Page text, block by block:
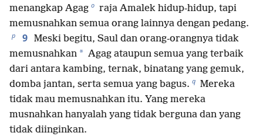
menangkap Agag o raja Amalek hidup-hidup, tapi
memusnahkan semua orang lainnya dengan pedang.
p 9 Meski begitu, Saul dan orang-orangnya tidak
memusnahkan * Agag ataupun semua yang terbaik
dari antara kambing, ternak, binatang yang gemuk,
domba jantan, serta semua yang bagus. q Mereka
tidak mau memusnahkan itu. Yang mereka
musnahkan hanyalah yang tidak berguna dan yang
tidak diinginkan.